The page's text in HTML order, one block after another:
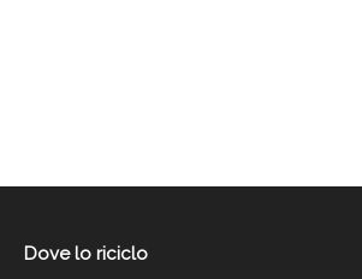
Dove lo riciclo